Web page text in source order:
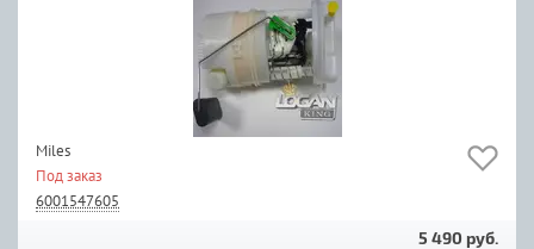
Miles
Под заказ
6001547605
5 490 руб.